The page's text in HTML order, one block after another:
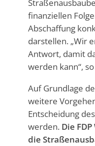
finanziellen
Abschaffung
darstellen. „Wir
Antwort, damit
werden kann“,
Auf Grundlage
weitere
Entscheidung
werden. Die
die